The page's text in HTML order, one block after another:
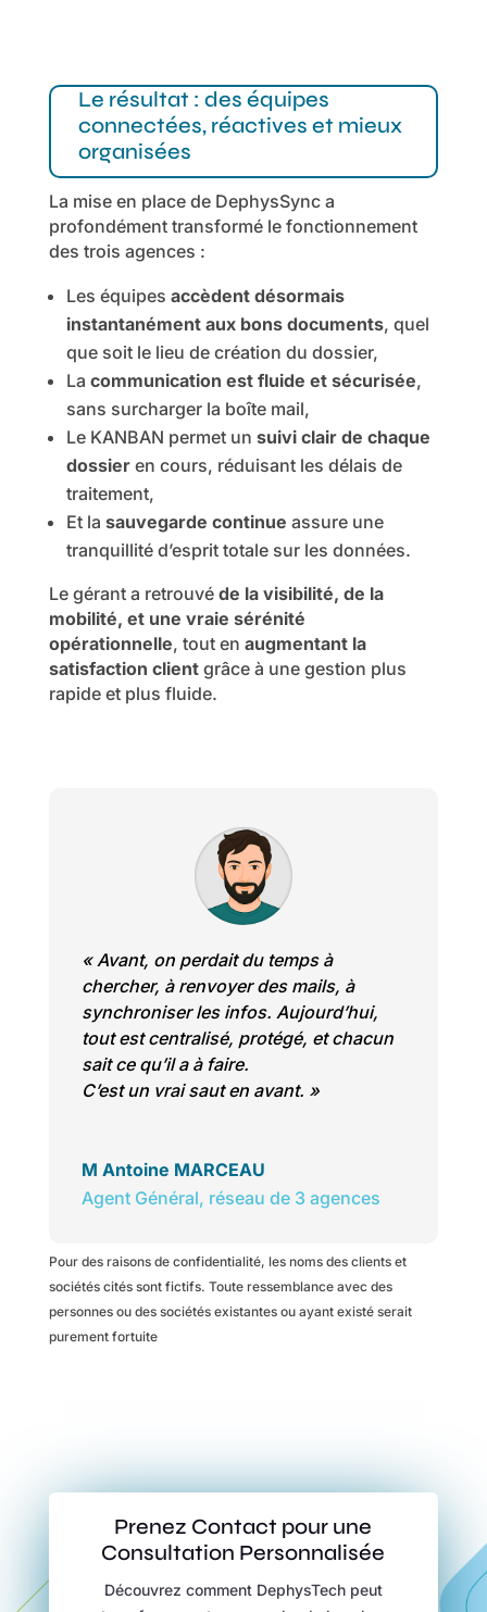
Le résultat : des équipes
connectées, réactives et mieux
organisées
La mise en place de DephysSync a
profondément transformé le fonctionnement
des trois agences :
Les équipes accèdent désormais
instantanément aux bons documents, quel
que soit le lieu de création du dossier,
La communication est fluide et sécurisée,
sans surcharger la boîte mail,
Le KANBAN permet un suivi clair de chaque
dossieren cours, réduisant les délais de
traitement,
Et la sauvegarde continue assure une
tranquillité d’esprit totale sur les données.
Le gérant a retrouvé de la visibilité, de la
mobilité, et une vraie sérénité
opérationnelle, tout en augmentant la
satisfaction clientgrâce à une gestion plus
rapide et plus fluide.
« Avant, on perdait du temps à
chercher, à renvoyer des mails, à
synchroniser les infos. Aujourd’hui,
tout est centralisé, protégé, et chacun
sait ce qu’il a à faire.
C’est un vrai saut en avant. »
M Antoine MARCEAU
Agent Général, réseau de 3 agences
Pour des raisons de confidentialité, les noms des clients et
sociétés cités sont fictifs. Toute ressemblance avec des
personnes ou des sociétés existantes ou ayant existé serait
purement fortuite
Prenez Contact pour une
Consultation Personnalisée
Découvrez comment DephysTech peut